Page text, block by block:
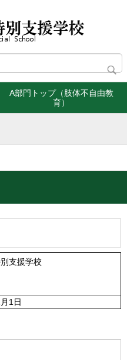
A部門トップ（肢体不自由教
育）
支援学校
1日